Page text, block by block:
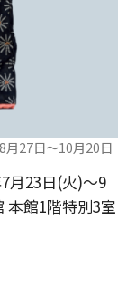
月27日～10月20日
月23日(火)～9
本館1階特別3室